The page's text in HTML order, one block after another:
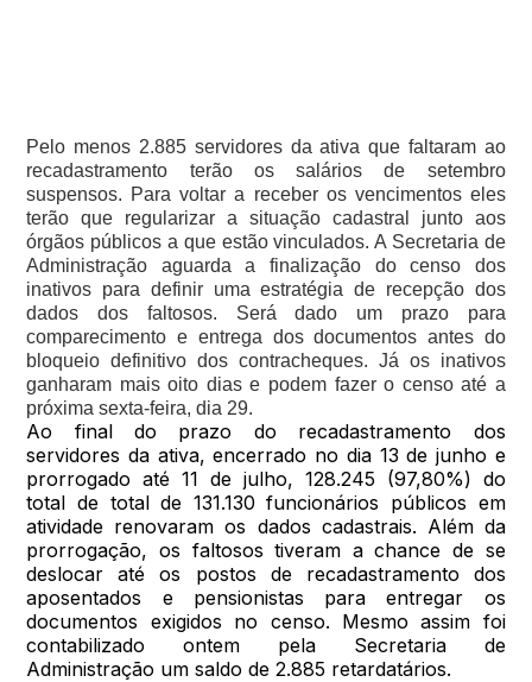
Pelo menos 2.885 servidores da ativa que faltaram ao
recadastramento terão os salários de setembro
suspensos. Para voltar a receber os vencimentos eles
terão que regularizar a situação cadastral junto aos
órgãos públicos a que estão vinculados. A Secretaria de
Administração aguarda a finalização do censo dos
inativos para definir uma estratégia de recepção dos
dados dos faltosos. Será dado um prazo para
comparecimento e entrega dos documentos antes do
bloqueio definitivo dos contracheques. Já os inativos
ganharam mais oito dias e podem fazer o censo até a
próxima sexta-feira, dia 29.
Ao final do prazo do recadastramento dos
servidores da ativa, encerrado no dia 13 de junho e
prorrogado até 11 de julho, 128.245 (97,80%) do
total de total de 131.130 funcionários públicos em
atividade renovaram os dados cadastrais. Além da
prorrogação, os faltosos tiveram a chance de se
deslocar até os postos de recadastramento dos
aposentados e pensionistas para entregar os
documentos exigidos no censo. Mesmo assim foi
contabilizado ontem pela Secretaria de
Administração um saldo de 2.885 retardatários.